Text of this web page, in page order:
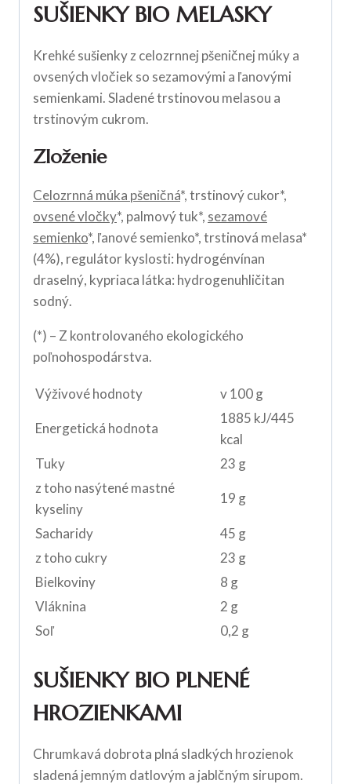
SUŠIENKY BIO MELASKY
Krehké sušienky z celozrnnej pšeničnej múky a
ovsených vločiek so sezamovými a ľanovými
semienkami. Sladené trstinovou melasou a
trstinovým cukrom.
Zloženie
Celozrnná múka pšeničná*, trstinový cukor*,
ovsené vločky*, palmový tuk*, sezamové
semienko*, ľanové semienko*, trstinová melasa*
(4%), regulátor kyslosti: hydrogénvínan
draselný, kypriaca látka: hydrogenuhličitan
sodný.
(*) – Z kontrolovaného ekologického
poľnohospodárstva.
Výživové hodnoty v 100 g
Energetická hodnota
1885 kJ/445
kcal
Tuky
23 g
z toho nasýtené mastné
kyseliny
19 g
Sacharidy
45 g
z toho cukry
23 g
Bielkoviny
8 g
Vláknina
2 g
Soľ
0,2 g
SUŠIENKY BIO PLNENÉ
HROZIENKAMI
Chrumkavá dobrota plná sladkých hrozienok
sladená jemným datlovým a jablčným sirupom.